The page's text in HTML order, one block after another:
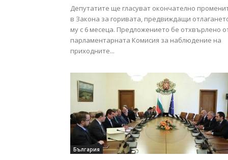
Депутатите ще гласуват окончателно
в Закона за горивата, предвиждащи
му с 6 месеца. Предложението бе отхвърлено
парламентарната Комисия за наблюдение на
приходните...
България